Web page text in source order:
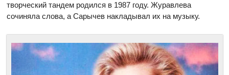
творческий тандем родился в 1987 году. Журавлева
сочиняла слова, а Сарычев накладывал их на музыку.